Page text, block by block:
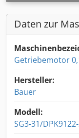
Daten zur
Getriebemotor
Hersteller:
Bauer
Modell:
SG3-31/